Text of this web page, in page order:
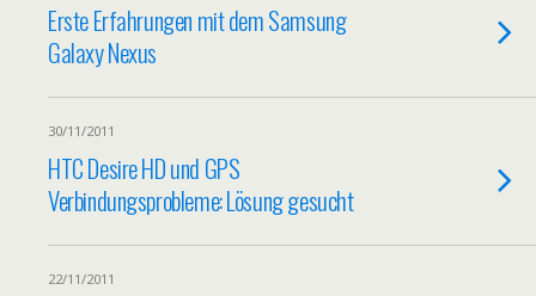
Erste Erfahrungen mit dem Samsung
Galaxy Nexus
30/11/2011
HTC Desire HD und GPS
Verbindungsprobleme: Lösung gesucht
22/11/2011